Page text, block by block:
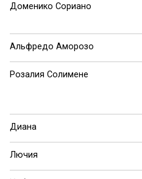
Доменико Сориано
Альфредо Аморозо
Розалия Солимене
Диана
Лючия